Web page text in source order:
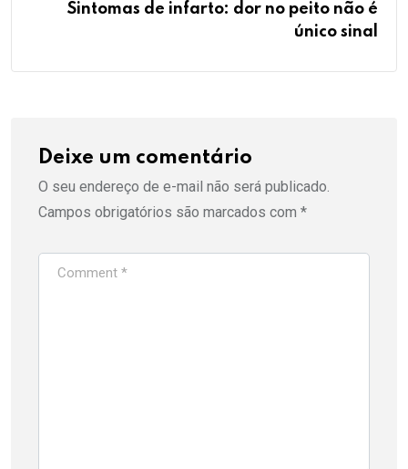
Sintomas de infarto: dor no peito não é
único sinal
Deixe um comentário
O seu endereço de e-mail não será publicado.
Campos obrigatórios são marcados com *